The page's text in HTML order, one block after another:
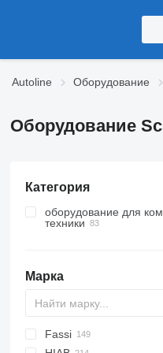
Autoline Оборудование
Оборудование
Категория
оборудование для
техники
навесные роторные
снегоочистители
щетки
навесные
Марка
A-Series
EK-S
W series
BW
CK
MAXIMA
120
MT
Inogam
CF
35
Sirius
M-series
Fassi